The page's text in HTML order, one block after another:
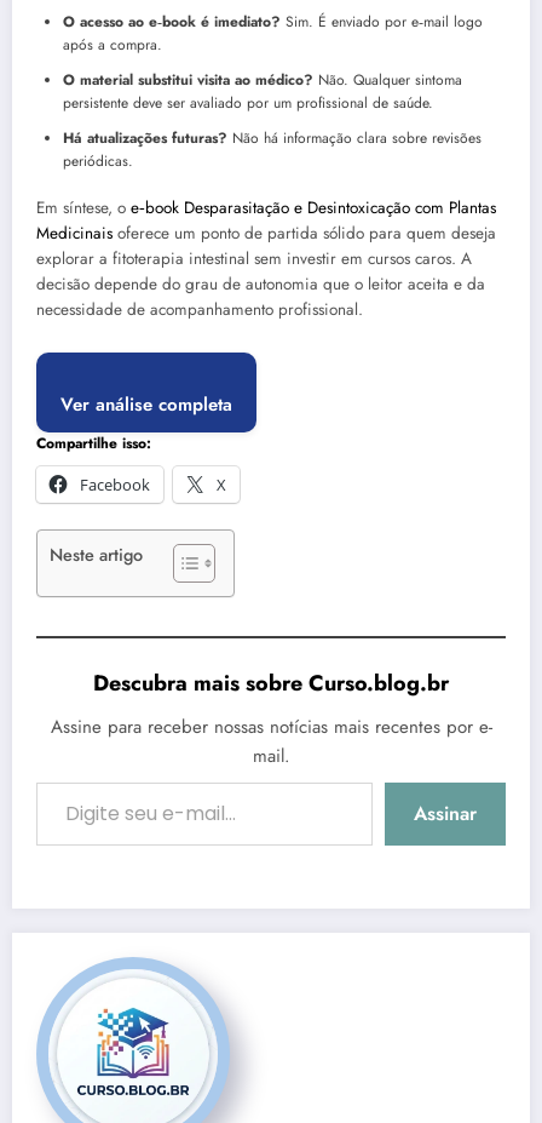
O acesso ao e‑book é imediato? Sim. É enviado por e‑mail logo
após a compra.
O material substitui visita ao médico? Não. Qualquer sintoma
persistente deve ser avaliado por um profissional de saúde.
Há atualizações futuras? Não há informação clara sobre revisões
periódicas.
Em síntese, o e‑book Desparasitação e Desintoxicação com Plantas
Medicinais oferece um ponto de partida sólido para quem deseja
explorar a fitoterapia intestinal sem investir em cursos caros. A
decisão depende do grau de autonomia que o leitor aceita e da
necessidade de acompanhamento profissional.
Ver análise completa
Compartilhe isso:
Facebook
X
Neste artigo
Descubra mais sobre Curso.blog.br
Assine para receber nossas notícias mais recentes por e-
mail.
Digite seu e-mail…
Assinar